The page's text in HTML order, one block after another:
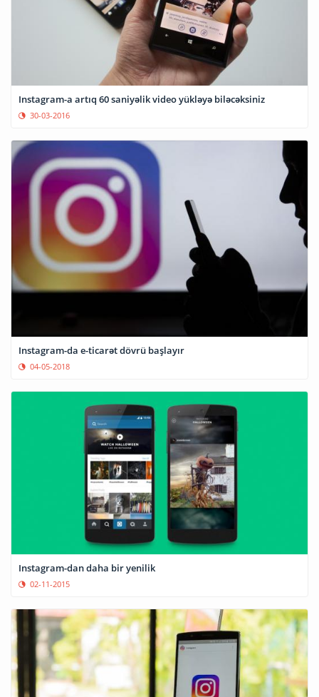
Instagram-a artıq 60 saniyəlik video yükləyə biləcəksiniz
30-03-2016
Instagram-da e-ticarət dövrü başlayır
04-05-2018
Instagram-dan daha bir yenilik
02-11-2015